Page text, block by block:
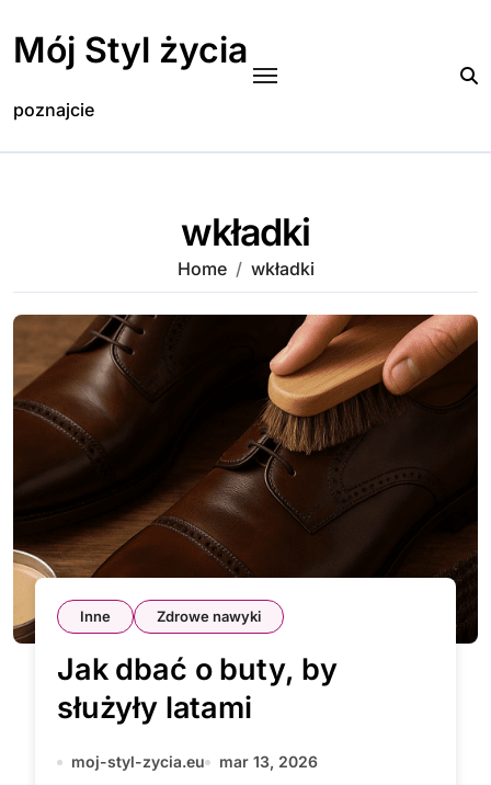
content
Mój Styl życia
poznajcie
wkładki
Home wkładki
Inne Zdrowe nawyki
Jak dbać o buty, by
służyły latami
moj-styl-zycia.eu mar 13, 2026